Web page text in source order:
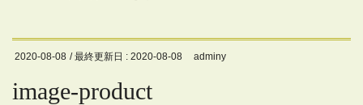
2020-08-08 / 最終更新日 : 2020-08-08 adminy
image-product